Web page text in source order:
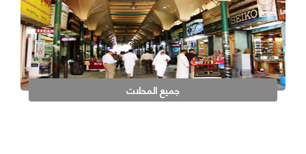
جميع المحلات